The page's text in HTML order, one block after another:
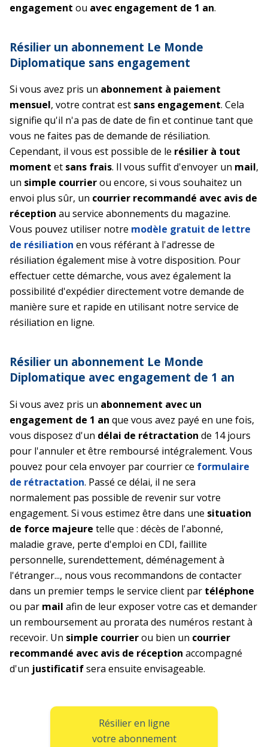
engagement ou avec engagement de 1 an.
Résilier un abonnement Le Monde
Diplomatique sans engagement
Si vous avez pris un abonnement à paiement
mensuel, votre contrat est sans engagement. Cela
signifie qu'il n'a pas de date de fin et continue tant que
vous ne faites pas de demande de résiliation.
Cependant, il vous est possible de le résilier à tout
moment et sans frais. Il vous suffit d'envoyer un mail,
un simple courrierou encore, si vous souhaitez un
envoi plus sûr, un courrier recommandé avec avis de
réception au service abonnements du magazine.
Vous pouvez utiliser notre modèle gratuit de lettre
de résiliation en vous référant à l'adresse de
résiliation également mise à votre disposition. Pour
effectuer cette démarche, vous avez également la
possibilité d'expédier directement votre demande de
manière sure et rapide en utilisant notre service de
résiliation en ligne.
Résilier un abonnement Le Monde
Diplomatique avec engagement de 1 an
Si vous avez pris un abonnement avec un
engagement de 1 an que vous avez payé en une fois,
vous disposez d'un délai de rétractation de 14 jours
pour l'annuler et être remboursé intégralement. Vous
pouvez pour cela envoyer par courrier ce formulaire
de rétractation. Passé ce délai, il ne sera
normalement pas possible de revenir sur votre
engagement. Si vous estimez être dans une situation
de force majeure telle que : décès de l'abonné,
maladie grave, perte d'emploi en CDI, faillite
personnelle, surendettement, déménagement à
l'étranger..., nous vous recommandons de contacter
dans un premier temps le service client par téléphone
ou par mail afin de leur exposer votre cas et demander
un remboursement au prorata des numéros restant à
recevoir. Un simple courrierou bien un courrier
recommandé avec avis de réception accompagné
d'un justificatifsera ensuite envisageable.
Résilier en ligne
votre abonnement